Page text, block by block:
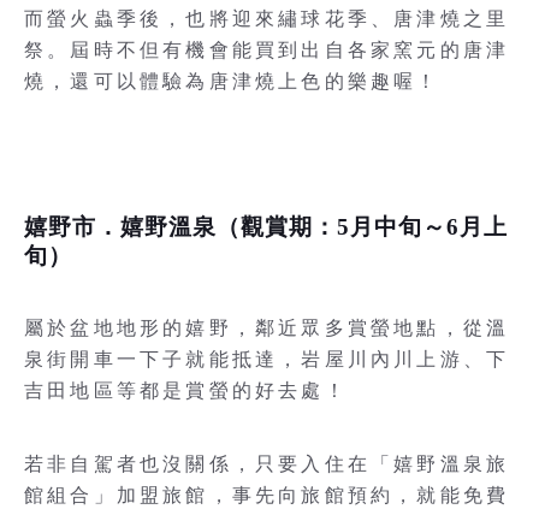
而螢火蟲季後，也將迎來繡球花季、唐津燒之里
祭。屆時不但有機會能買到出自各家窯元的唐津
燒，還可以體驗為唐津燒上色的樂趣喔！
嬉野市．嬉野溫泉（觀賞期：5月中旬～6月上
旬）
屬於盆地地形的嬉野，鄰近眾多賞螢地點，從溫
泉街開車一下子就能抵達，岩屋川內川上游、下
吉田地區等都是賞螢的好去處！
若非自駕者也沒關係，只要入住在「嬉野溫泉旅
館組合」加盟旅館，事先向旅館預約，就能免費